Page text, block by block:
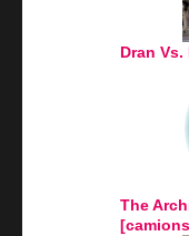
Dran
The